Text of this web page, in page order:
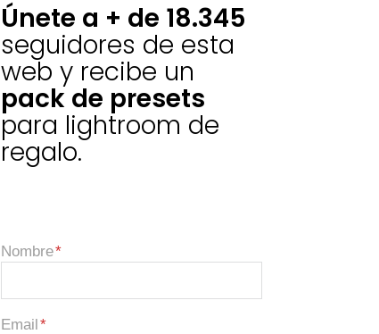
Únete a + de 18.345
seguidores de esta
web y recibe un
pack de presets
para lightroom de
regalo.
Nombre
Email